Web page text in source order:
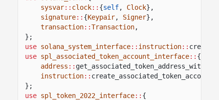
sysvar:: clock:: {self, Clock},
signature:: {Keypair, Signer},
transaction::Transaction,
};
use solana_system_interface:: instruction::
use spl_associated_token_account_interface:: {
address ::
instruction:: create_associated_token_account,
};
use spl_token_2022_interface:: {